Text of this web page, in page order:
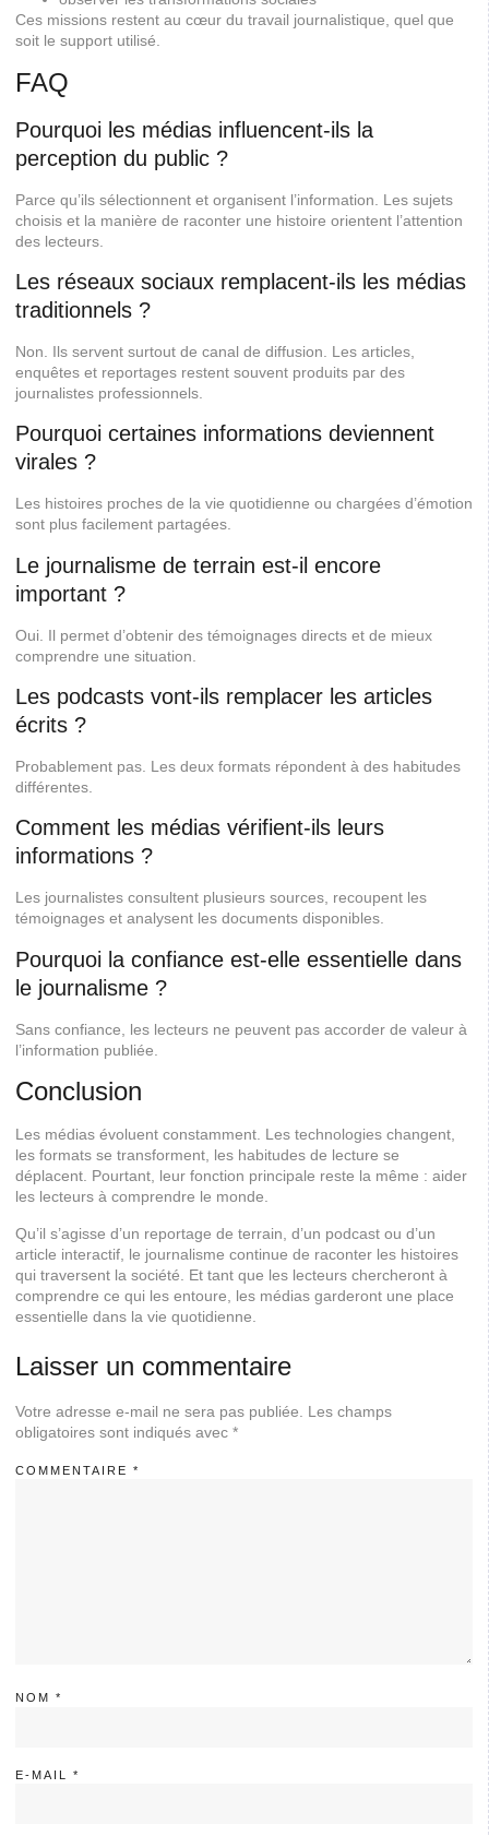
Ces missions restent au cœur du travail journalistique, quel que
soit le support utilisé.
FAQ
Pourquoi les médias influencent-ils la
perception du public ?
Parce qu’ils sélectionnent et organisent l’information. Les sujets
choisis et la manière de raconter une histoire orientent l’attention
des lecteurs.
Les réseaux sociaux remplacent-ils les médias
traditionnels ?
Non. Ils servent surtout de canal de diffusion. Les articles,
enquêtes et reportages restent souvent produits par des
journalistes professionnels.
Pourquoi certaines informations deviennent
virales ?
Les histoires proches de la vie quotidienne ou chargées d’émotion
sont plus facilement partagées.
Le journalisme de terrain est-il encore
important ?
Oui. Il permet d’obtenir des témoignages directs et de mieux
comprendre une situation.
Les podcasts vont-ils remplacer les articles
écrits ?
Probablement pas. Les deux formats répondent à des habitudes
différentes.
Comment les médias vérifient-ils leurs
informations ?
Les journalistes consultent plusieurs sources, recoupent les
témoignages et analysent les documents disponibles.
Pourquoi la confiance est-elle essentielle dans
le journalisme ?
Sans confiance, les lecteurs ne peuvent pas accorder de valeur à
l’information publiée.
Conclusion
Les médias évoluent constamment. Les technologies changent,
les formats se transforment, les habitudes de lecture se
déplacent. Pourtant, leur fonction principale reste la même : aider
les lecteurs à comprendre le monde.
Qu’il s’agisse d’un reportage de terrain, d’un podcast ou d’un
article interactif, le journalisme continue de raconter les histoires
qui traversent la société. Et tant que les lecteurs chercheront à
comprendre ce qui les entoure, les médias garderont une place
essentielle dans la vie quotidienne.
Laisser un commentaire
Votre adresse e-mail ne sera pas publiée.
Les champs
obligatoires sont indiqués avec *
COMMENTAIRE *
NOM *
E-MAIL *